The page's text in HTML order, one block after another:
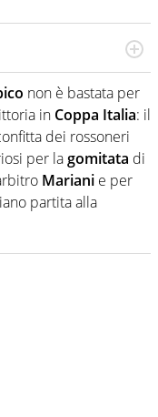
Sport segue anche
esalta competenze e
HaBaWaBa, il più
al mondo
non è bastata per
in Coppa Italia: il
dei rossoneri
per lagomitata di
Mariani e per
partita alla